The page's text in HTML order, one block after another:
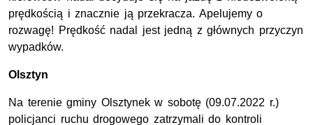
prędkością i znacznie ją przekracza. Apelujemy o
rozwagę! Prędkość nadal jest jedną z głównych przyczyn
wypadków.
Olsztyn
Na terenie gminy Olsztynek w sobotę (09.07.2022 r.)
policjanci ruchu drogowego zatrzymali do kontroli